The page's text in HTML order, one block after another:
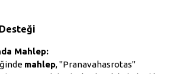
Mahlep:
mahlep, "Pranavahasrotas"